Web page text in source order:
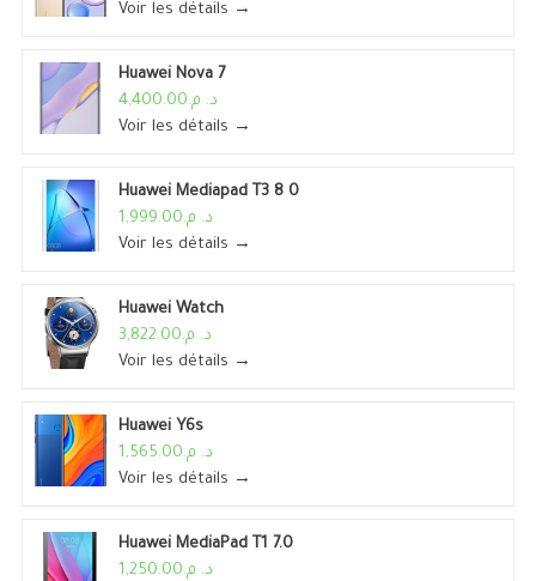
Voir les détails →
Huawei Nova 7
د. م.4,400.00
Voir les détails →
Huawei Mediapad T3 8 0
د. م.1,999.00
Voir les détails →
Huawei Watch
د. م.3,822.00
Voir les détails →
Huawei Y6s
د. م.1,565.00
Voir les détails →
Huawei MediaPad T1 7.0
د. م.1,250.00